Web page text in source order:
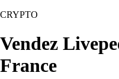
CRYPTO
Vendez
France